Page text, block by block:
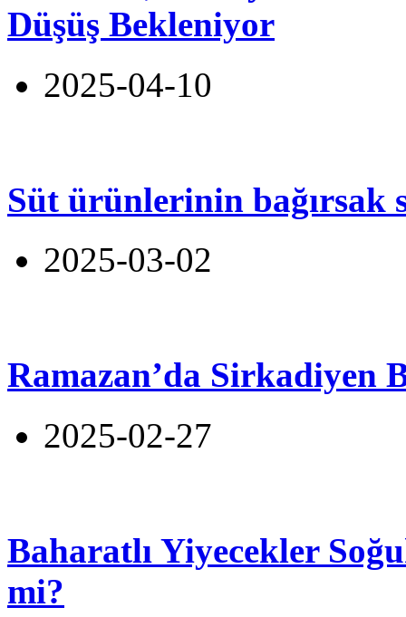
Düşüş Bekleniyor
2025-04-10
Süt ürünlerinin bağırsak
2025-03-02
Ramazan’da Sirkadiyen
2025-02-27
Baharatlı Yiyecekler
mi?